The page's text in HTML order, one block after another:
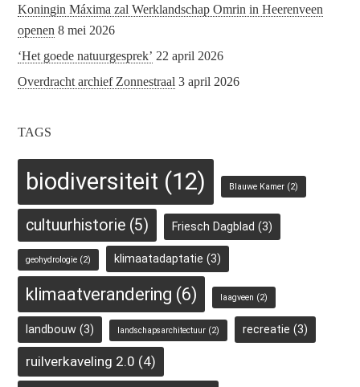
Koningin Máxima zal Werklandschap Omrin in Heerenveen
openen 8 mei 2026
‘Het goede natuurgesprek’ 22 april 2026
Overdracht archief Zonnestraal 3 april 2026
TAGS
biodiversiteit (12) Blauwe Kamer (2)
cultuurhistorie (5) Friesch Dagblad (3)
geohydrologie (2) klimaatadaptatie (3)
klimaatverandering (6) laagveen (2)
landbouw (3) landschapsarchitectuur (2) recreatie (3)
ruilverkaveling 2.0 (4)